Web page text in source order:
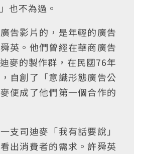
也不為過。
告影片的，是年輕的廣告
英。他們曾經在華商廣告
麥的製作群，在民國76年
自創了「意識形態廣告公
便成了他們第一個合作的
支司迪麥「我有話要說」
出消費者的需求。許舜英